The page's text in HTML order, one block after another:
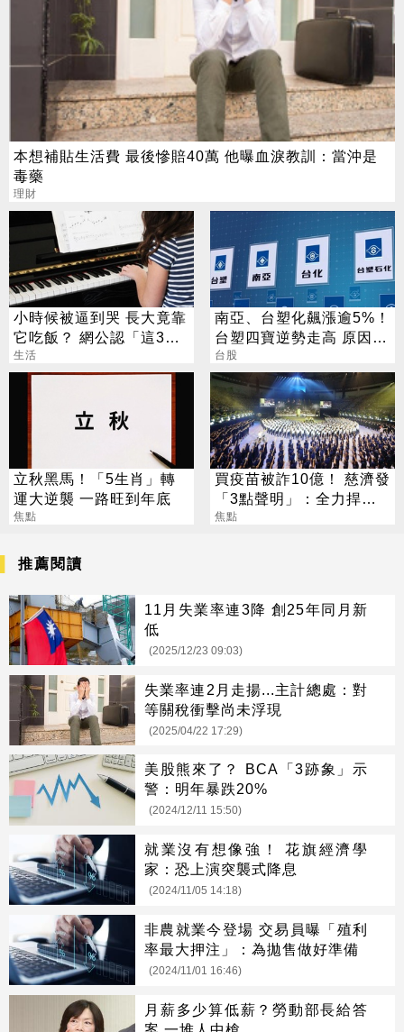
本想補貼生活費 最後慘賠40萬 他曝血淚教訓：當沖是
毒藥
理財
小時候被逼到哭 長大竟靠
它吃飯？ 網公認「這3
招」最划算
生活
南亞、台塑化飆漲逾5%！
台塑四寶逆勢走高 原因找
到了
台股
立秋黑馬！「5生肖」轉
運大逆襲 一路旺到年底
焦點
買疫苗被詐10億！ 慈濟發
「3點聲明」：全力捍衛
捐款人權益
焦點
推薦閱讀
11月失業率連3降 創25年同月新
低
(2025/12/23 09:03)
失業率連2月走揚...主計總處：對
等關稅衝擊尚未浮現
(2025/04/22 17:29)
美股熊來了？ BCA「3跡象」示
警：明年暴跌20%
(2024/12/11 15:50)
就業沒有想像強！ 花旗經濟學
家：恐上演突襲式降息
(2024/11/05 14:18)
非農就業今登場 交易員曝「殖利
率最大押注」：為拋售做好準備
(2024/11/01 16:46)
月薪多少算低薪？勞動部長給答